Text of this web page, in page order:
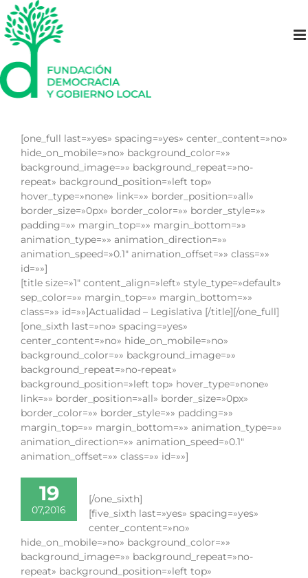
Saltar
al
contenido
[one_full last=»yes» spacing=»yes» center_content=»no»
hide_on_mobile=»no» background_color=»»
background_image=»» background_repeat=»no-
repeat» background_position=»left top»
hover_type=»none» link=»» border_position=»all»
border_size=»0px» border_color=»» border_style=»»
padding=»» margin_top=»» margin_bottom=»»
animation_type=»» animation_direction=»»
animation_speed=»0.1″ animation_offset=»» class=»»
id=»»]
[title size=»1″ content_align=»left» style_type=»default»
sep_color=»» margin_top=»» margin_bottom=»»
class=»» id=»»]Actualidad – Legislativa [/title][/one_full]
[one_sixth last=»no» spacing=»yes»
center_content=»no» hide_on_mobile=»no»
background_color=»» background_image=»»
background_repeat=»no-repeat»
background_position=»left top» hover_type=»none»
link=»» border_position=»all» border_size=»0px»
border_color=»» border_style=»» padding=»»
margin_top=»» margin_bottom=»» animation_type=»»
animation_direction=»» animation_speed=»0.1″
animation_offset=»» class=»» id=»»]
19
07,2016
[/one_sixth]
[five_sixth last=»yes» spacing=»yes»
center_content=»no»
hide_on_mobile=»no» background_color=»»
background_image=»» background_repeat=»no-
repeat» background_position=»left top»